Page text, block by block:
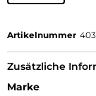
Artikelnummer
Zusätzliche
Marke